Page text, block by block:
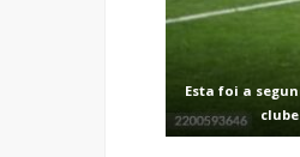
Esta foi a